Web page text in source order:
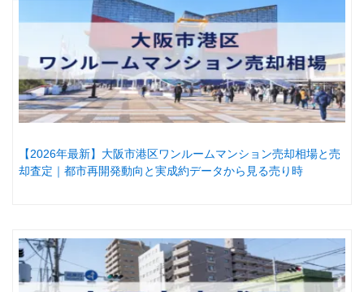
【2026年最新】大阪市港区ワンルームマンション売却相場と売
却査定｜都市再開発動向と実成約データから見る売り時